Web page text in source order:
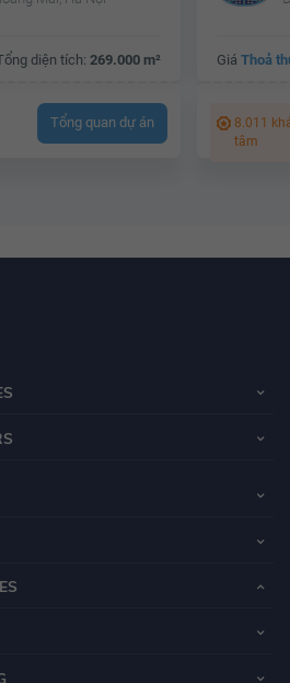
diện tích: 269.000 m²
Tổng quan dự án
Giá Thoả
8.011
tâm